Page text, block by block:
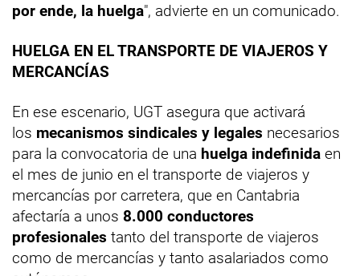
por ende, la huelga", advierte en un comunicado.
HUELGA EN EL TRANSPORTE DE VIAJEROS Y
MERCANCÍAS
En ese escenario, UGT asegura que activará
los mecanismos sindicales y legales necesarios
para la convocatoria de una huelga indefinida en
el mes de junio en el transporte de viajeros y
mercancías por carretera, que en Cantabria
afectaría a unos 8.000 conductores
profesionales tanto del transporte de viajeros
como de mercancías y tanto asalariados como